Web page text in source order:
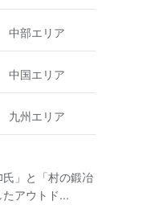
中部エリア
中国エリア
九州エリア
」と「村の鍛冶
アウトド...